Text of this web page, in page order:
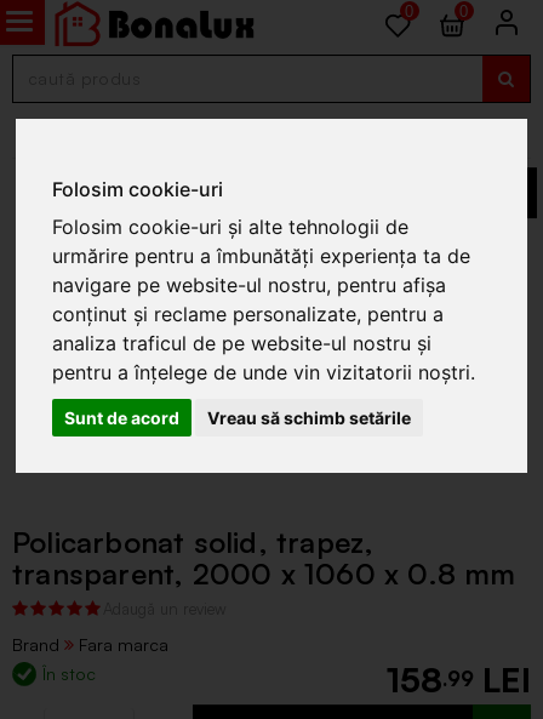
Folosim cookie-uri
Folosim cookie-uri și alte tehnologii de
urmărire pentru a îmbunătăți experiența ta de
navigare pe website-ul nostru, pentru afișa
conținut și reclame personalizate, pentru a
analiza traficul de pe website-ul nostru și
pentru a înțelege de unde vin vizitatorii noștri.
Sunt de acord Vreau să schimb setările
0 0
Policarbonat solid, trapez,
transparent, 2000 x 1060 x 0.8 mm
Brand
Fara marca
În stoc
158.99